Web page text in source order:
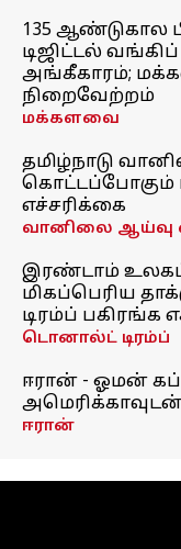
135 ஆண்டுகால
டிஜிட்டல்
அங்கீகாரம்;
நிறைவேற்றம்
மக்களவை
தமிழ்நாடு
கொட்டப்போகும்
எச்சரிக்கை
வானிலை ஆய்வு
இரண்டாம்
மிகப்பெரிய
டிரம்ப் பகிரங்க
டொனால்ட் டிரம்ப்
ஈரான் - ஓமன்
அமெரிக்காவுடன்
ஈரான்